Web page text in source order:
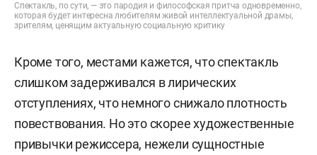
Спектакль, по сути, — это пародия и философская притча одновременно,
которая будет интересна любителям живой интеллектуальной драмы,
зрителям, ценящим актуальную социальную критику
Кроме того, местами кажется, что спектакль
слишком задерживался в лирических
отступлениях, что немного снижало плотность
повествования. Но это скорее художественные
привычки режиссера, нежели сущностные